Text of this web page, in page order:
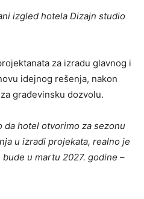
izgled hotela Dizajn studio
za izradu glavnog i
idejnog rešenja, nakon
građevinsku dozvolu.
da hotel otvorimo za sezonu
u izradi projekata, realno je
u martu 2027. godine –